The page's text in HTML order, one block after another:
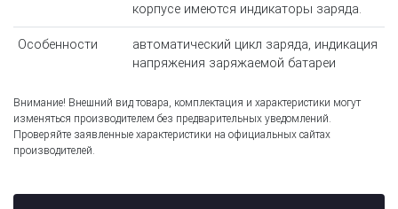
корпусе имеются индикаторы заряда.
Особенности
автоматический цикл заряда, индикация
напряжения заряжаемой батареи
Внимание! Внешний вид товара, комплектация и характеристики могут
изменяться производителем без предварительных уведомлений.
Проверяйте заявленные характеристики на официальных сайтах
производителей.